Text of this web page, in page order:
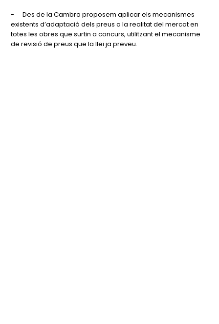
-
Des de la Cambra proposem aplicar els mecanismes
existents d’adaptació dels preus a la realitat del mercat en
totes les obres que surtin a concurs, utilitzant el mecanisme
de revisió de preus que la llei ja preveu.